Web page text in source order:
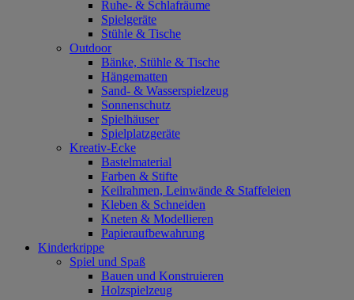
Ruhe- & Schlafräume
Spielgeräte
Stühle & Tische
Outdoor
Bänke, Stühle & Tische
Hängematten
Sand- & Wasserspielzeug
Sonnenschutz
Spielhäuser
Spielplatzgeräte
Kreativ-Ecke
Bastelmaterial
Farben & Stifte
Keilrahmen, Leinwände & Staffeleien
Kleben & Schneiden
Kneten & Modellieren
Papieraufbewahrung
Kinderkrippe
Spiel und Spaß
Bauen und Konstruieren
Holzspielzeug